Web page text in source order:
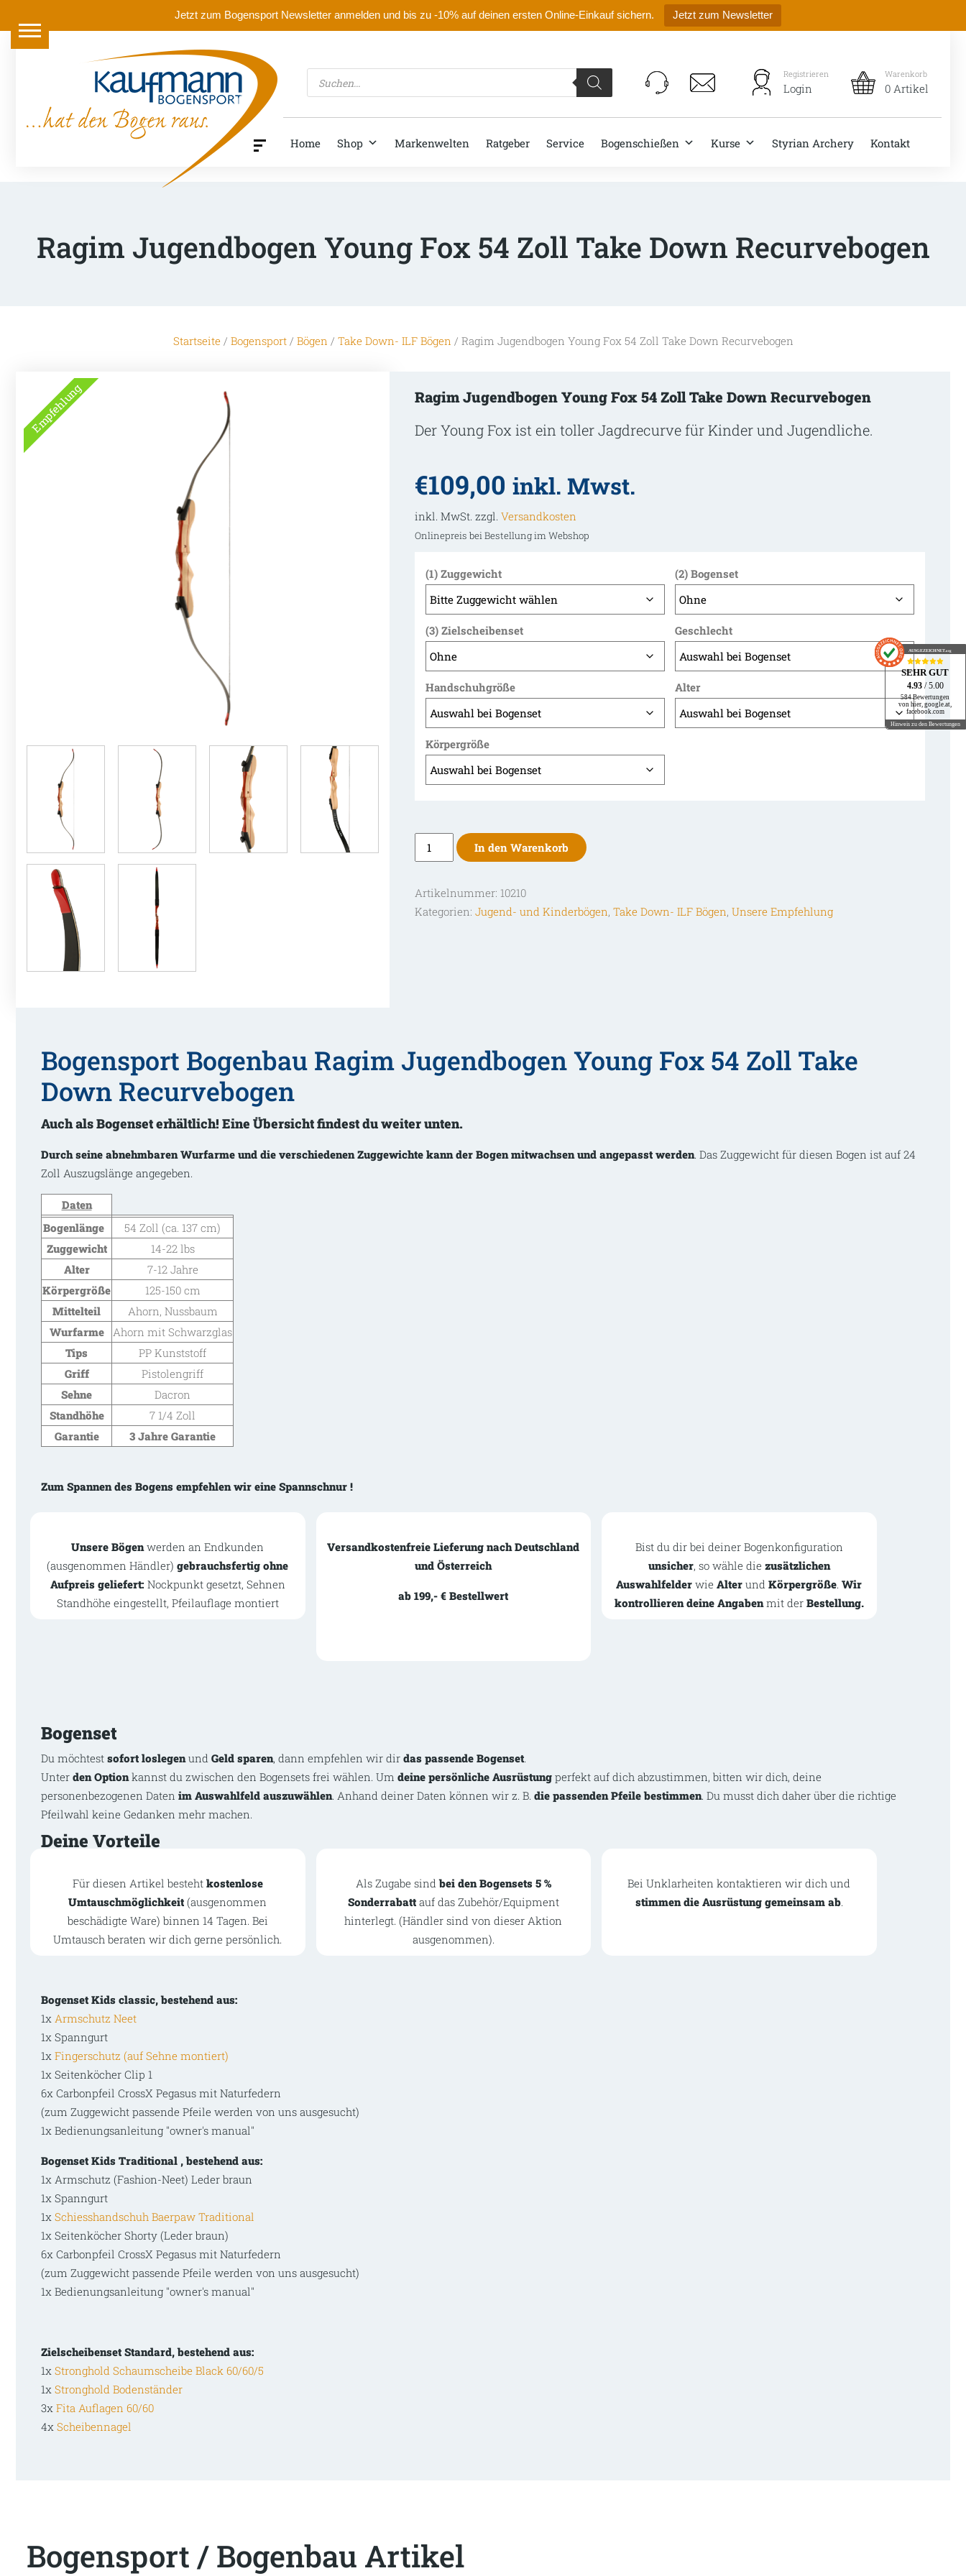
Jetzt zum Bogensport Newsletter anmelden und bis zu -10% auf deinen ersten Online-Einkauf sichern. Jetzt zum Newsletter
Products
search
Registrieren
Login
Warenkorb
0 Artikel
Home Shop Markenwelten Ratgeber Service Bogenschießen Kurse Styrian Archery Kontakt
Ragim Jugendbogen Young Fox 54 Zoll Take Down Recurvebogen
Startseite / Bogensport/ Bögen / Take Down- ILF Bögen / Ragim Jugendbogen Young Fox 54 Zoll Take Down Recurvebogen
Empfehlung
Ragim Jugendbogen Young Fox 54 Zoll Take Down Recurvebogen
Der Young Fox ist ein toller Jagdrecurve für Kinder und Jugendliche.
€109,00 inkl. Mwst.
inkl. MwSt. zzgl. Versandkosten
Onlinepreis bei Bestellung im Webshop
(1) Zuggewicht (2) Bogenset
(3) Zielscheibenset Geschlecht
Handschuhgröße Alter
Körpergröße
Ragim
Jugendbogen
Fox
54
In den Warenkorb
Artikelnummer: 10210
Kategorien: Jugend- und Kinderbögen, Take Down- ILF Bögen, Unsere Empfehlung
Bogensport Bogenbau Ragim Jugendbogen Young Fox 54 Zoll Take
Down Recurvebogen
Auch als Bogenset erhältlich! Eine Übersicht findest du weiter unten.
Durch seine abnehmbaren Wurfarme und die verschiedenen Zuggewichte kann der Bogen mitwachsen und angepasst werden. Das Zuggewicht für diesen Bogen ist auf 24
Zoll Auszugslänge angegeben.
Daten
Bogenlänge
54 Zoll (ca. 137 cm)
Zuggewicht
14-22 lbs
Alter
7-12 Jahre
Körpergröße
125-150 cm
Mittelteil
Ahorn, Nussbaum
Wurfarme
Ahorn mit Schwarzglas
Tips
PP Kunststoff
Griff
Pistolengriff
Sehne
Dacron
Standhöhe
7 1/4 Zoll
Garantie
3 Jahre Garantie
Zum Spannen des Bogens empfehlen wir eine Spannschnur !
Unsere Bögenwerden an Endkunden
(ausgenommen Händler)gebrauchsfertig ohne
Aufpreis geliefert: Nockpunkt gesetzt, Sehnen
Standhöhe eingestellt, Pfeilauflage montiert
Versandkostenfreie Lieferung nach Deutschland
und Österreich
ab 199,- € Bestellwert
Bist du dir bei deiner Bogenkonfiguration
unsicher, so wähle die zusätzlichen
Auswahlfelder wieAlter undKörpergröße.Wir
kontrollieren deine Angabenmit der Bestellung.
Bogenset
Du möchtest sofort loslegenund Geld sparen, dann empfehlen wir dir das passende Bogenset.
Unter den Optionkannst du zwischen den Bogensets frei wählen. Um deine persönliche Ausrüstung perfekt auf dich abzustimmen, bitten wir dich, deine
personenbezogenen Daten im Auswahlfeld auszuwählen. Anhand deiner Daten können wir z. B. die passenden Pfeile bestimmen. Du musst dich daher über die richtige
Pfeilwahl keine Gedanken mehr machen.
Deine Vorteile
Für diesen Artikel besteht kostenlose
Umtauschmöglichkeit (ausgenommen
beschädigte Ware) binnen 14 Tagen. Bei
Umtausch beraten wir dich gerne persönlich.
Als Zugabe sindbei den Bogensets 5 %
Sonderrabattauf das Zubehör/Equipment
hinterlegt. (Händler sind von dieser Aktion
ausgenommen).
Bei Unklarheiten kontaktieren wir dich und
stimmen die Ausrüstung gemeinsam ab.
Bogenset Kids classic, bestehend aus:
1x Armschutz Neet
1x Spanngurt
1x Fingerschutz (auf Sehne montiert)
1x Seitenköcher Clip 1
6x Carbonpfeil CrossX Pegasus mit Naturfedern
(zum Zuggewicht passende Pfeile werden von uns ausgesucht)
1x Bedienungsanleitung "owner's manual"
Bogenset Kids Traditional , bestehend aus:
1x Armschutz (Fashion-Neet) Leder braun
1x Spanngurt
1x Schiesshandschuh Baerpaw Traditional
1x Seitenköcher Shorty (Leder braun)
6x Carbonpfeil CrossX Pegasus mit Naturfedern
(zum Zuggewicht passende Pfeile werden von uns ausgesucht)
1x Bedienungsanleitung "owner's manual"
Zielscheibenset Standard, bestehend aus:
1x Stronghold Schaumscheibe Black 60/60/5
1x Stronghold Bodenständer
3x Fita Auflagen 60/60
4x Scheibennagel
Bogensport / Bogenbau Artikel
AUSGEZEICHNET.org
SEHR GUT
4.93 / 5.00
584 Bewertungen
von hier, google.at,
facebook.com
Hinweis zu den Bewertungen